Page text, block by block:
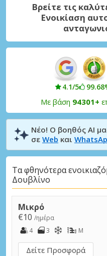
Βρείτε τις
Ενοικίαση
4.1/5
Με βάση 94301+
Νέο! Ο βοηθός AI
σε Web και
Τα φθηνότερα
Δουβλίνο
Μικρό
€10 /ημέρα
4
3 M
Δείτε Προσφορά